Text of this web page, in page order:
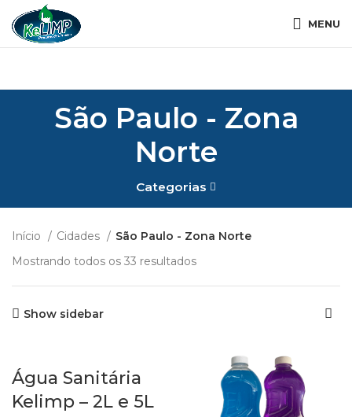
MENU
São Paulo - Zona
Norte
Categorias
Início Cidades
São Paulo - Zona Norte
Mostrando todos os 33 resultados
Show sidebar
Água Sanitária
Kelimp – 2L e 5L